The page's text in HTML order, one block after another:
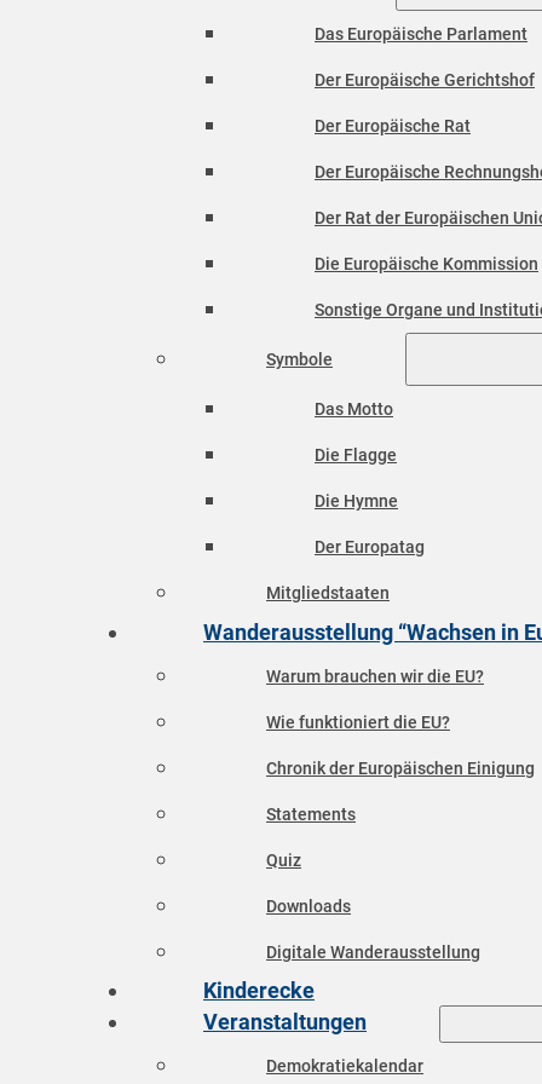
Das Europäische Parlament
Der Europäische Gerichtshof
Der Europäische Rat
Der Europäische
Der Rat der Europäischen
Die Europäische Kommission
Sonstige Organe und
Symbole
Das Motto
Die Flagge
Die Hymne
Der Europatag
Mitgliedstaaten
Wanderausstellung “Wachsen in
Warum brauchen wir die EU?
Wie funktioniert die EU?
Chronik der Europäischen Einigung
Statements
Quiz
Downloads
Digitale Wanderausstellung
Kinderecke
Veranstaltungen
Demokratiekalendar